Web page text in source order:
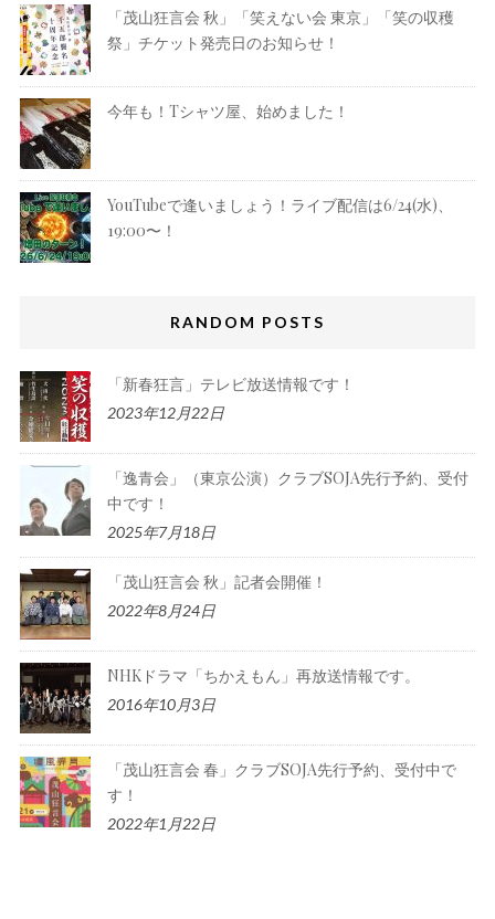
「茂山狂言会 秋」「笑えない会 東京」「笑の収穫
祭」チケット発売日のお知らせ！
今年も！Tシャツ屋、始めました！
YouTubeで逢いましょう！ライブ配信は6/24(水)、
19:00〜！
RANDOM POSTS
「新春狂言」テレビ放送情報です！
2023年12月22日
「逸青会」（東京公演）クラブSOJA先行予約、受付
中です！
2025年7月18日
「茂山狂言会 秋」記者会開催！
2022年8月24日
NHKドラマ「ちかえもん」再放送情報です。
2016年10月3日
「茂山狂言会 春」クラブSOJA先行予約、受付中で
す！
2022年1月22日